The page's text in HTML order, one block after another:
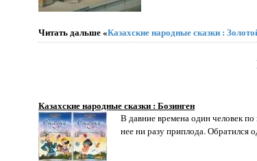
Читать дальше «Казахские народные сказки :
Казахские народные сказки : Бозинген
В давние времена один человек
нее ни разу припло­да. Обратился